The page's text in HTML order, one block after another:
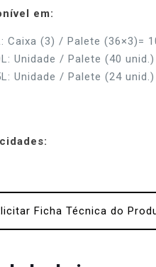
em:
Caixa (3) / Palete (36×3)=
Unidade / Palete (40 unid.)
Unidade / Palete (24 unid.)
Ficha Técnica do